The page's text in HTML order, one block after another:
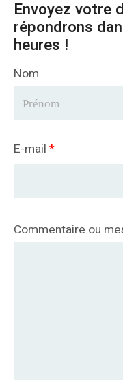
Envoyez votre
répondrons
heures !
Nom
E-mail *
Commentaire ou